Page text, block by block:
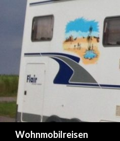
Wohnmobilreisen